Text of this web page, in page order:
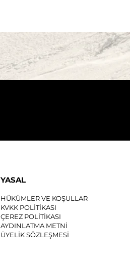
YASAL
HÜKÜMLER VE KOŞULLAR
KVKK POLİTİKASI
ÇEREZ POLİTİKASI
AYDINLATMA METNİ
ÜYELİK SÖZLEŞMESİ